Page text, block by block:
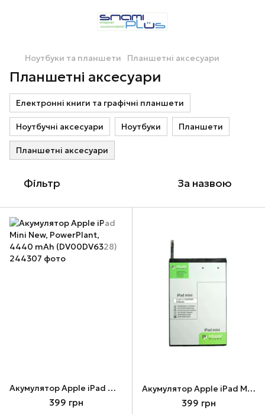
Ноутбуки та планшети Планшетні аксесуари
Планшетні аксесуари
Електронні книги та графічні планшети
Ноутбучні аксесуари Ноутбуки Планшети
Планшетні аксесуари
Фільтр За назвою
Акумулятор Apple iPad Mini New, PowerPlant, 4440 mAh (DV00DV6328)
399 грн
Акумулятор Apple iPad Mini, PowerPlant, 4440 mAh (DV00DV6311)
399 грн